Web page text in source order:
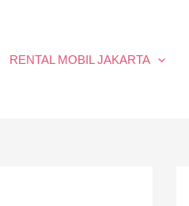
RENTAL MOBIL JAKARTA